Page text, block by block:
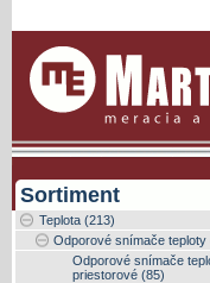
Sortiment
Teplota (213)
Odporové snímače teploty
Odporové snímače
priestorové (85)